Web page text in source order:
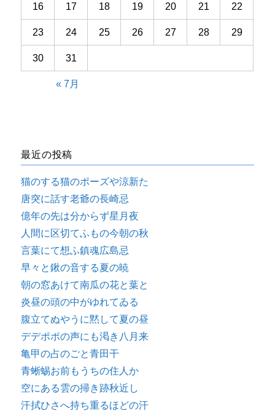
16 17 18 19 20 21 22
23 24 25 26 27 28 29
30 31
« 7月
最近の投稿
猫のする猫のポーズや涼新た
唐突に話す老爺の長崎忌
億年の先は分からず星月夜
人間に区切てふもの今朝の秋
言葉にて想ふ鎮魂広島忌
早々と鍬の音する夏の暁
朝の窓あけて南瓜の花と葉と
炎昼の頭の中がゆれてゐる
腹立てぬやうに黙して夏の昼
デデポポの声にも渇き八月来
亀甲の占のごと青田干
青蜥蜴お前もうちの住人か
空にある雲の掃き跡秋近し
汗拭ひさへ持ち重るほどの汗